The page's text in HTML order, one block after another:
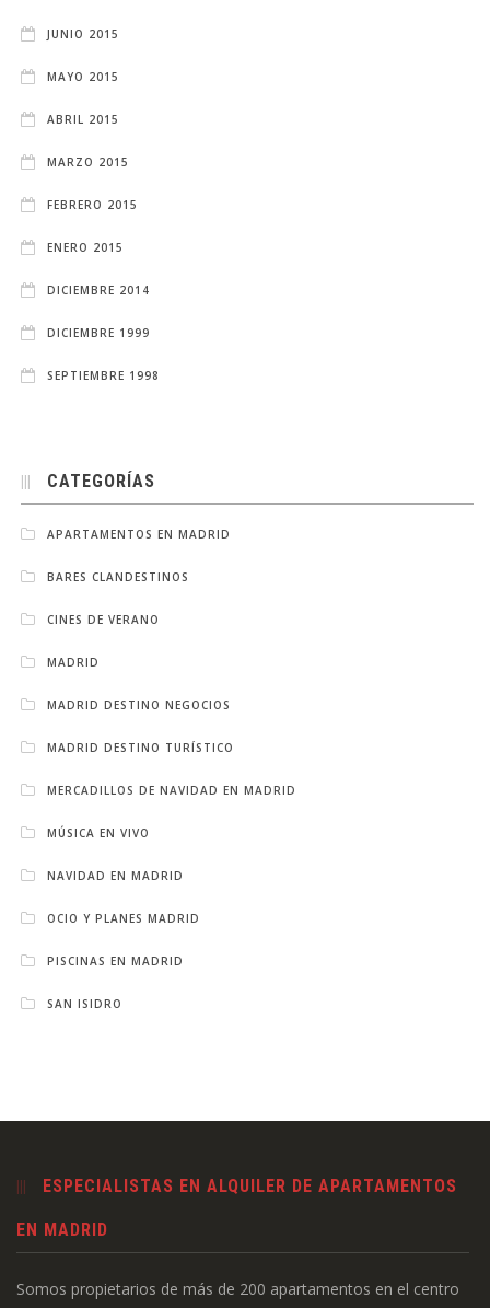
JUNIO 2015
MAYO 2015
ABRIL 2015
MARZO 2015
FEBRERO 2015
ENERO 2015
DICIEMBRE 2014
DICIEMBRE 1999
SEPTIEMBRE 1998
CATEGORÍAS
APARTAMENTOS EN MADRID
BARES CLANDESTINOS
CINES DE VERANO
MADRID
MADRID DESTINO NEGOCIOS
MADRID DESTINO TURÍSTICO
MERCADILLOS DE NAVIDAD EN MADRID
MÚSICA EN VIVO
NAVIDAD EN MADRID
OCIO Y PLANES MADRID
PISCINAS EN MADRID
SAN ISIDRO
ESPECIALISTAS EN ALQUILER DE APARTAMENTOS
EN MADRID
Somos propietarios de más de 200 apartamentos en el centro